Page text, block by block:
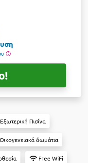
Εξωτερική Πισίνα
Οικογενειακά δωμάτια
Free WiFi